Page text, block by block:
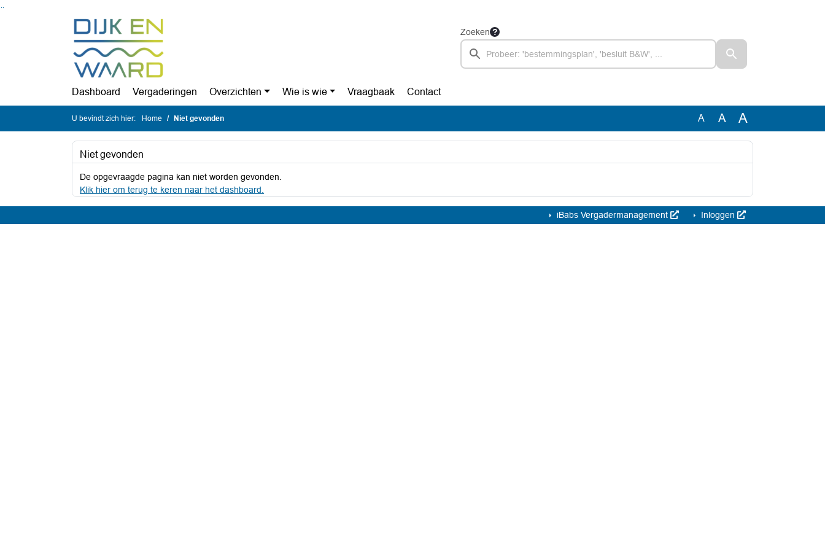
Zoeken
Dashboard Vergaderingen Overzichten Wie is wie Vraagbaak Contact
U bevindt zich hier: Home Niet gevonden A A A
Niet gevonden
De opgevraagde pagina kan niet worden gevonden.
Klik hier om terug te keren naar het dashboard.
iBabs Vergadermanagement Inloggen